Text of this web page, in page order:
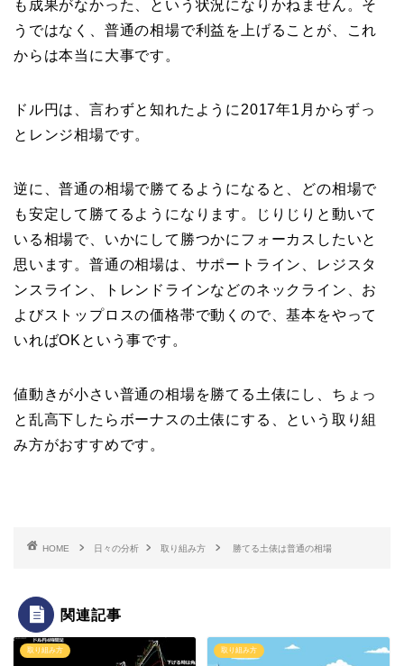
も成果がなかった、という状況になりかねません。そ
うではなく、普通の相場で利益を上げることが、これ
からは本当に大事です。
ドル円は、言わずと知れたように2017年1月からずっ
とレンジ相場です。
逆に、普通の相場で勝てるようになると、どの相場で
も安定して勝てるようになります。じりじりと動いて
いる相場で、いかにして勝つかにフォーカスしたいと
思います。普通の相場は、サポートライン、レジスタ
ンスライン、トレンドラインなどのネックライン、お
よびストップロスの価格帯で動くので、基本をやって
いればOKという事です。
値動きが小さい普通の相場を勝てる土俵にし、ちょっ
と乱高下したらボーナスの土俵にする、という取り組
み方がおすすめです。
HOME 日々の分析 取り組み方 勝てる土俵は普通の相場
関連記事
取り組み方 取り組み方